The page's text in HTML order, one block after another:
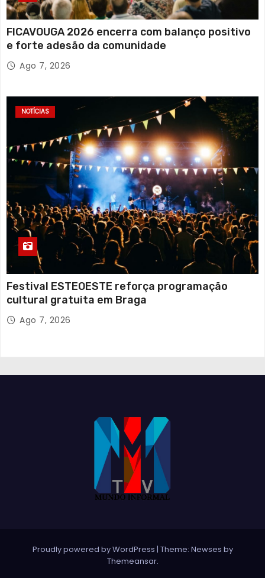
FICAVOUGA 2026 encerra com balanço positivo
e forte adesão da comunidade
Ago 7, 2026
NOTÍCIAS
Festival ESTEOESTE reforça programação
cultural gratuita em Braga
Ago 7, 2026
Proudly powered by WordPress | Theme: Newses by
Themeansar.